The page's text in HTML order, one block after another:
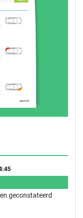
geconstateerd